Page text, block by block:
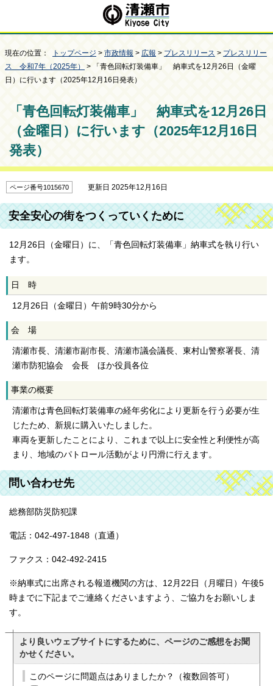
現在の位置： トップページ > 市政情報 > 広報 > プレスリリース > プレスリリー
ス 令和7年（2025年）
> 「青色回転灯装備車」 納車式を12月26日（金曜
日）に行います（2025年12月16日発表）
「青色回転灯装備車」 納車式を12月26日
（金曜日）に行います（2025年12月16日
発表）
ページ番号1015670 更新日 2025年12月16日
安全安心の街をつくっていくために
12月26日（金曜日）に、「青色回転灯装備車」納車式を執り行い
ます。
日 時
12月26日（金曜日）午前9時30分から
会 場
清瀬市長、清瀬市副市長、清瀬市議会議長、東村山警察署長、清
瀬市防犯協会 会長 ほか役員各位
事業の概要
清瀬市は青色回転灯装備車の経年劣化により更新を行う必要が生
じたため、新規に購入いたしました。
車両を更新したことにより、これまで以上に安全性と利便性が高
まり、地域のパトロール活動がより円滑に行えます。
問い合わせ先
総務部防災防犯課
電話：042-497-1848（直通）
ファクス：042-492-2415
※納車式に出席される報道機関の方は、12月22日（月曜日）午後5
時までに下記までご連絡くださいますよう、ご協力をお願いしま
す。
より良いウェブサイトにするために、ページのご感想をお聞
かせください。
このページに問題点はありましたか？（複数回答可）